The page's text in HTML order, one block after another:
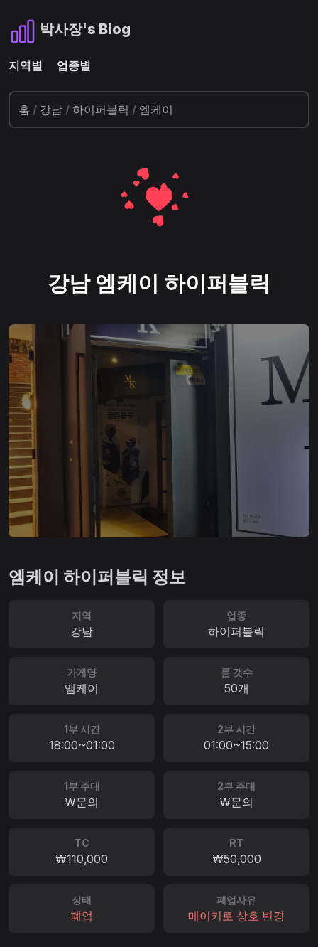
박사장's Blog
지역별 업종별
홈 / 강남 / 하이퍼블릭 / 엠케이
강남 엠케이 하이퍼블릭
엠케이 하이퍼블릭 정보
지역
강남
업종
하이퍼블릭
가게명
엠케이
룸 갯수
50개
1부 시간
18:00~01:00
2부 시간
01:00~15:00
1부 주대
₩문의
2부 주대
₩문의
TC
₩110,000
RT
₩50,000
상태
폐업
폐업사유
메이커로 상호 변경